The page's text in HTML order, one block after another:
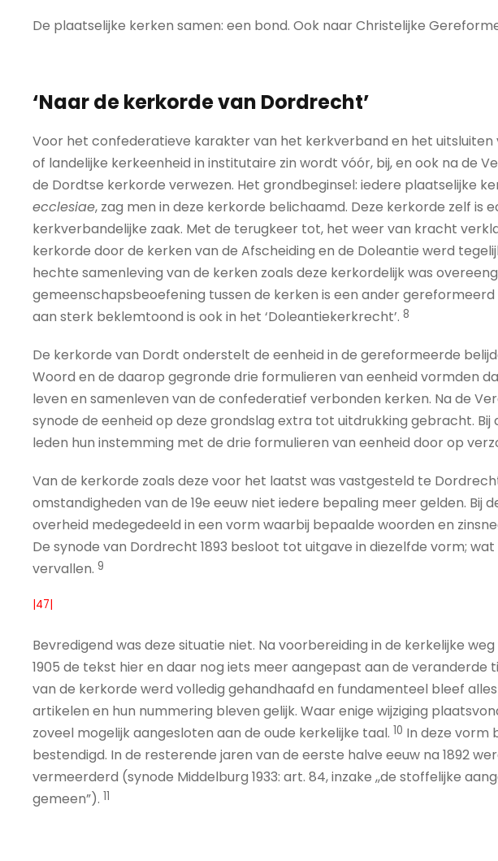
De plaatselijke kerken samen: een bond. Ook naar Christelijke
‘Naar de kerkorde van Dordrecht’
Voor het confederatieve karakter van het kerkverband en het uitsluiten
of landelijke kerkeenheid in institutaire zin wordt vóór, bij, en ook na de
de Dordtse kerkorde verwezen. Het grondbeginsel: iedere plaatselijke
ecclesiae, zag men in deze kerkorde belichaamd. Deze kerkorde zelf is
kerkverbandelijke zaak. Met de terugkeer tot, het weer van kracht
kerkorde door de kerken van de Afscheiding en de Doleantie werd
hechte samenleving van de kerken zoals deze kerkordelijk was
gemeenschapsbeoefening tussen de kerken is een ander
aan sterk beklemtoond is ook in het ‘Doleantiekerkrecht’. 8
De kerkorde van Dordt onderstelt de eenheid in de gereformeerde
Woord en de daarop gegronde drie formulieren van eenheid vormden
leven en samenleven van de confederatief verbonden kerken. Na de
synode de eenheid op deze grondslag extra tot uitdrukking gebracht.
leden hun instemming met de drie formulieren van eenheid door op
Van de kerkorde zoals deze voor het laatst was vastgesteld te Dordrecht
omstandigheden van de 19e eeuw niet iedere bepaling meer gelden. Bij
overheid medegedeeld in een vorm waarbij bepaalde woorden en
De synode van Dordrecht 1893 besloot tot uitgave in diezelfde vorm;
vervallen. 9
|47|
Bevredigend was deze situatie niet. Na voorbereiding in de kerkelijke
1905 de tekst hier en daar nog iets meer aangepast aan de veranderde
van de kerkorde werd volledig gehandhaafd en fundamenteel bleef
artikelen en hun nummering bleven gelijk. Waar enige wijziging
zoveel mogelijk aangesloten aan de oude kerkelijke taal. 10 In deze vorm
bestendigd. In de resterende jaren van de eerste halve eeuw na 1892
vermeerderd (synode Middelburg 1933: art. 84, inzake ,,de stoffelijke
gemeen”). 11